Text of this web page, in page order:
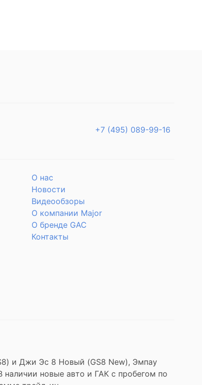
+7 (495) 089-99-16
О нас
Новости
Видеообзоры
О компании Major
О бренде GAC
Контакты
и Джи Эс 8 Новый (GS8 New), Эмпау
наличии новые авто и ГАК с пробегом по